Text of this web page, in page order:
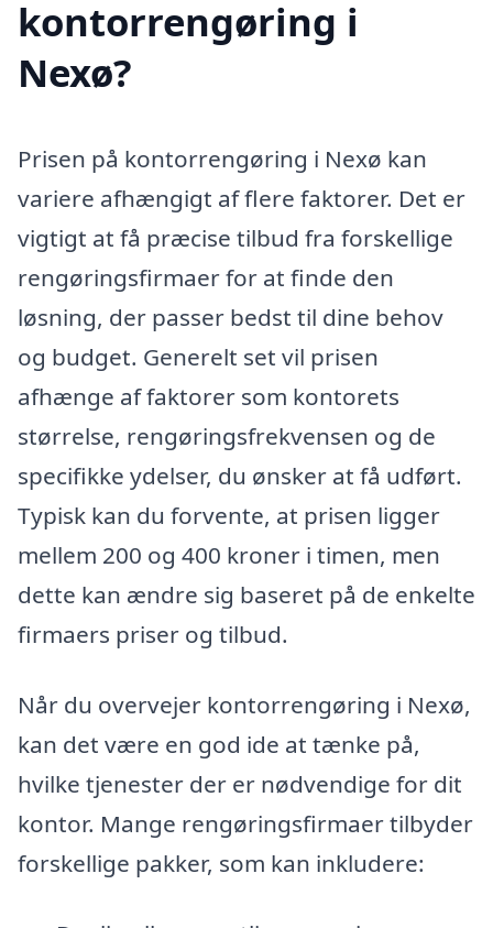
kontorrengøring i
Nexø?
Prisen på kontorrengøring i Nexø kan
variere afhængigt af flere faktorer. Det er
vigtigt at få præcise tilbud fra forskellige
rengøringsfirmaer for at finde den
løsning, der passer bedst til dine behov
og budget. Generelt set vil prisen
afhænge af faktorer som kontorets
størrelse, rengøringsfrekvensen og de
specifikke ydelser, du ønsker at få udført.
Typisk kan du forvente, at prisen ligger
mellem 200 og 400 kroner i timen, men
dette kan ændre sig baseret på de enkelte
firmaers priser og tilbud.
Når du overvejer kontorrengøring i Nexø,
kan det være en god ide at tænke på,
hvilke tjenester der er nødvendige for dit
kontor. Mange rengøringsfirmaer tilbyder
forskellige pakker, som kan inkludere: